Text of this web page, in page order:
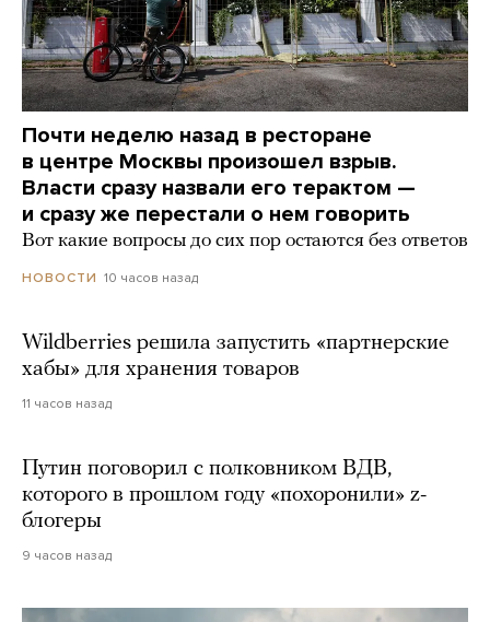
Почти неделю назад в ресторане
в центре Москвы произошел взрыв.
Власти сразу назвали его терактом —
и сразу же перестали о нем говорить
Вот какие вопросы до сих пор остаются без ответов
НОВОСТИ 10 часов назад
Wildberries решила запустить «партнерские
хабы» для хранения товаров
11 часов назад
Путин поговорил с полковником ВДВ,
которого в прошлом году «похоронили» z-
блогеры
9 часов назад